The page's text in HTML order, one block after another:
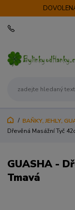
BAŇKY, JEHLY,
Dřevěná Masážní Tyč
GUASHA -
Tmavá